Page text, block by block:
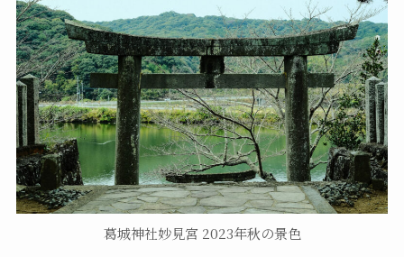
葛城神社妙見宮 2023年秋の景色